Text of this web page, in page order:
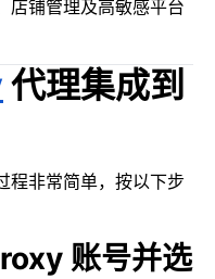
店铺管理及高敏感平台
代理集成到
非常简单，按以下步
账号并选